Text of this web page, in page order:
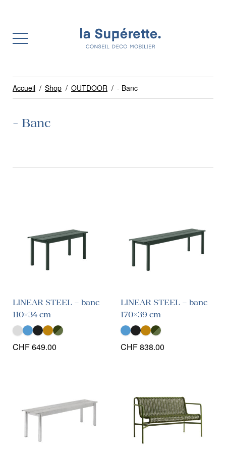
Accueil / Shop / OUTDOOR / - Banc
- Banc
LINEAR STEEL – banc
110×34 cm
CHF649.00
LINEAR STEEL – banc
170×39 cm
CHF838.00